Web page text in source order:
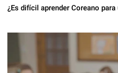
¿Es difícil aprender Coreano